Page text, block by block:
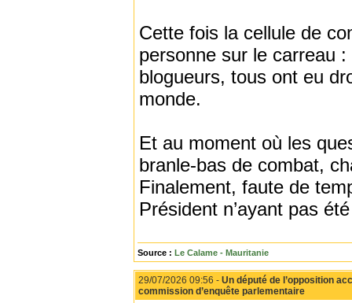
Cette fois la cellule de
personne sur le carreau
blogueurs, tous ont eu
monde.
Et au moment où les
branle-bas de combat,
Finalement, faute de
Président n’ayant pas
Source : Le Calame - Mauritanie
29/07/2026 09:56 - Un député de l’opposition
commission d’enquête parlementaire